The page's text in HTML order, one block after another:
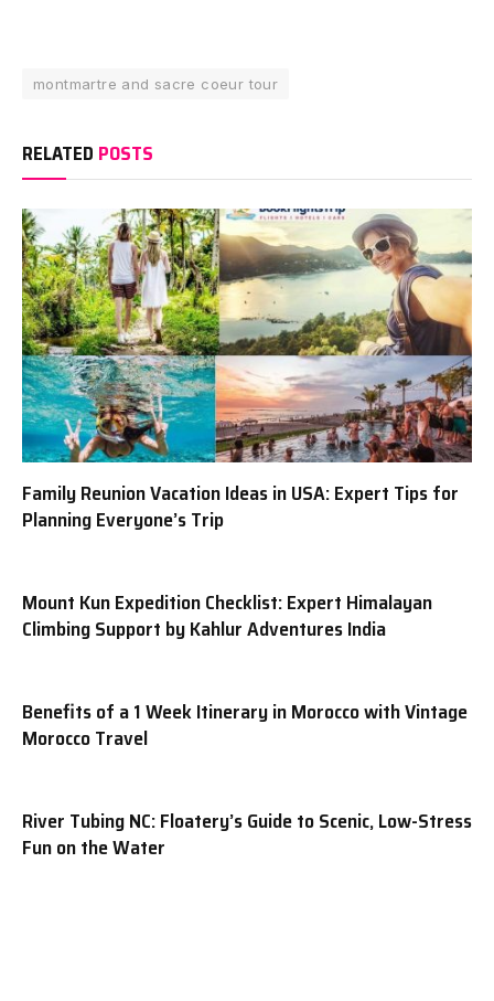
montmartre and sacre coeur tour
RELATED POSTS
Family Reunion Vacation Ideas in USA: Expert Tips for
Planning Everyone’s Trip
Mount Kun Expedition Checklist: Expert Himalayan
Climbing Support by Kahlur Adventures India
Benefits of a 1 Week Itinerary in Morocco with Vintage
Morocco Travel
River Tubing NC: Floatery’s Guide to Scenic, Low-Stress
Fun on the Water